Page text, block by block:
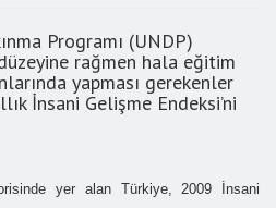
Programı (UNDP)
rağmen hala eğitim
yapması gerekenler
İnsani Gelişme Endeksi’ni
yer alan Türkiye, 2009 İnsani